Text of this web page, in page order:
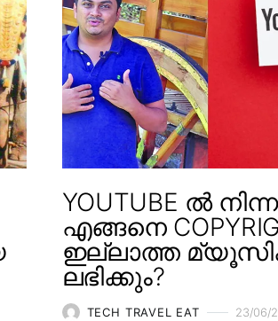
YOUTUBE ൽ
എങ്ങനെ
ഇല്ലാത്ത
ലഭിക്കും?
TECH TRAVEL EAT
23/06/